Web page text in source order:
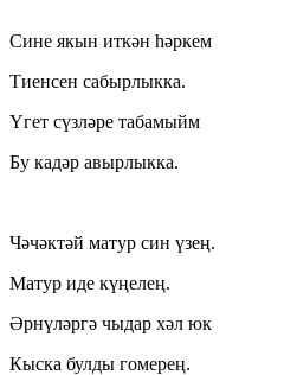
Сине якын иткән һәркем
Тиенсен сабырлыкка.
Үгет сүзләре табамыйм
Бу кадәр авырлыкка.
Чәчәктәй матур син үзең.
Матур иде күңелең.
Әрнүләргә чыдар хәл юк
Кыска булды гомерең.